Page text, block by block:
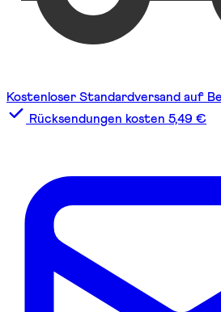
Kostenloser Standardversand auf
Rücksendungen kosten 5,49 €